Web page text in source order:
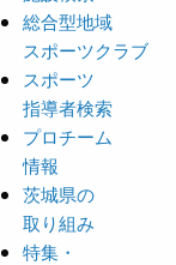
総合型地域
スポーツクラブ
スポーツ
指導者検索
プロチーム
情報
茨城県の
取り組み
特集・